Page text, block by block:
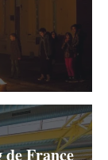
de France